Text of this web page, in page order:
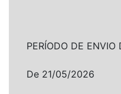
PERÍODO DE ENVIO
De 21/05/2026